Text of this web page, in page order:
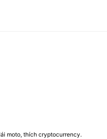
moto, thích cryptocurrency.